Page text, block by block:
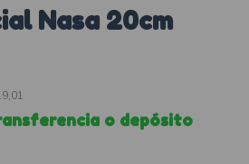
Nasa 20cm
o depósito